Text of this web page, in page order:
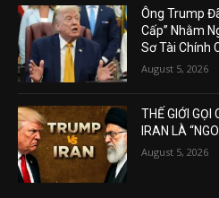
Ông Trump
Cấp” Nhằm
Sơ Tài Chính
August 5, 2026
THẾ GIỚI GỌI
IRAN LÀ
August 5, 2026